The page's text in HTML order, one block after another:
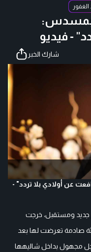
بمسدس:
- فيديو
شارك الخبر
عن أولادي بلا تردد" -
جديد ومستقبل، خرجت
صادمة تعرضت لها بعد
مجهول بداخل شاليهها